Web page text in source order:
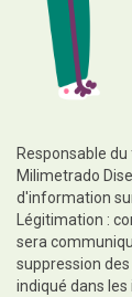
Responsable
Milimetrado
d'information
Légitimation :
sera
suppression
indiqué dans